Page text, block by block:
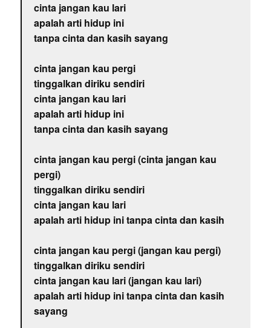
cinta jangan kau lari
apalah arti hidup ini
tanpa cinta dan kasih sayang
cinta jangan kau pergi
tinggalkan diriku sendiri
cinta jangan kau lari
apalah arti hidup ini
tanpa cinta dan kasih sayang
cinta jangan kau pergi (cinta jangan kau
pergi)
tinggalkan diriku sendiri
cinta jangan kau lari
apalah arti hidup ini tanpa cinta dan kasih
cinta jangan kau pergi (jangan kau pergi)
tinggalkan diriku sendiri
cinta jangan kau lari (jangan kau lari)
apalah arti hidup ini tanpa cinta dan kasih
sayang